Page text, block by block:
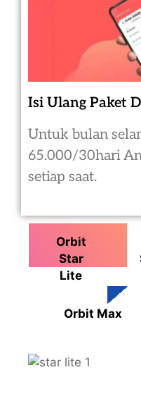
Isi Ulang Paket
Untuk bulan
65.000/30hari
setiap saat.
Orbit
Star
Lite
Orbit Max